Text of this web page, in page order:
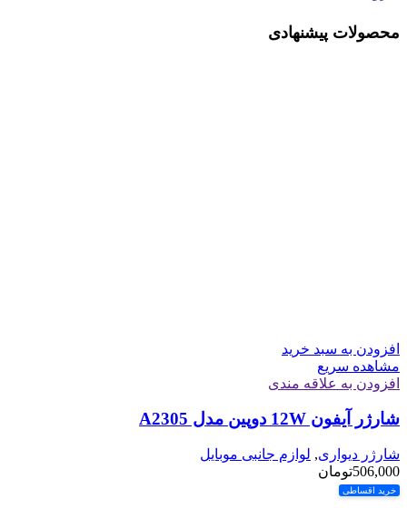
محصولات پیشنهادی
افزودن به سبد خرید
مشاهده سریع
افزودن به علاقه مندی
شارژر آیفون 12W دوپین مدل A2305
شارژر دیواری, لوازم جانبی موبایل
506,000تومان
خرید اقساطی